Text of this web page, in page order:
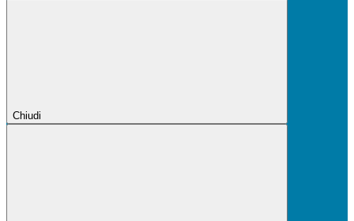
Chiudi